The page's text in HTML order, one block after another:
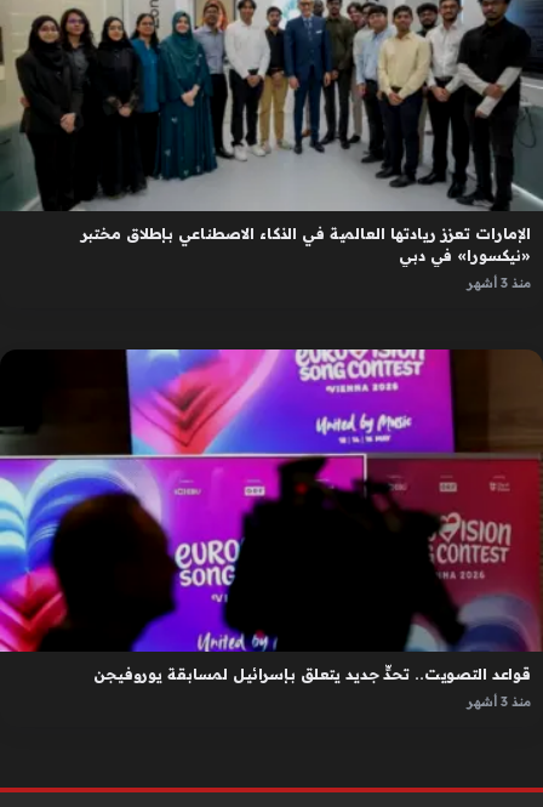
الإمارات تعزز ريادتها العالمية في الذكاء الاصطناعي بإطلاق مختبر
«نيكسورا» في دبي
منذ 3 أشهر
قواعد التصويت.. تحدٍّ جديد يتعلق بإسرائيل لمسابقة يوروفيجن
منذ 3 أشهر